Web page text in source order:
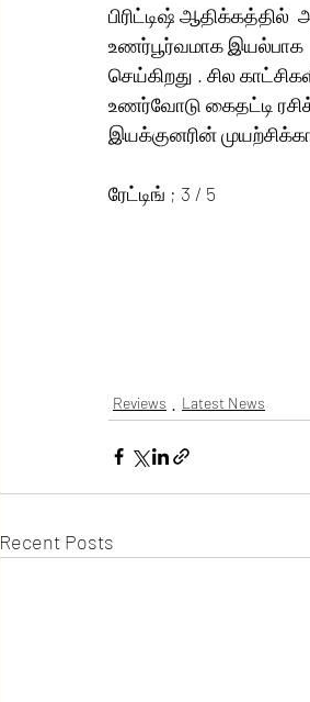
பிரிட்டிஷ்
உணர்பூர்வமாக இயல்பாக
செய்கிறது . சில
உணர்வோடு கைதட்டி
இயக்குனரின்
ரேட்டிங் ; 3 / 5
Reviews Latest News
Recent Posts